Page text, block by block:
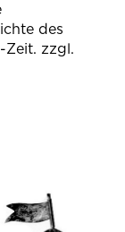
des
Zeit. zzgl.